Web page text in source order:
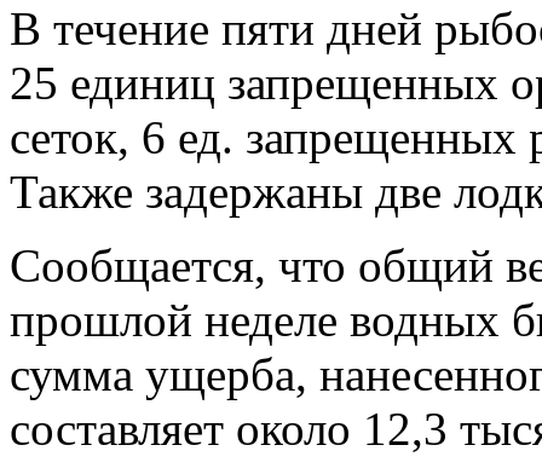
В течение пяти дней
25 единиц запрещенных
сеток, 6 ед. запрещенных
Также задержаны две
Сообщается, что общий
прошлой неделе водных
сумма ущерба,
составляет около 12,3